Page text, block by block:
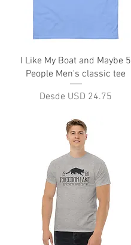
Vista rápida
I Like My Boat and Maybe 5
People Men's classic tee
Desde USD 24.75
Precio de oferta